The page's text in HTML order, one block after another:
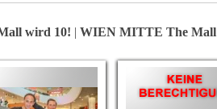
wird 10! | WIEN MITTE The Mall